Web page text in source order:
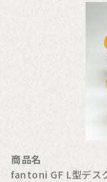
商品名
fantoni GF L型デス